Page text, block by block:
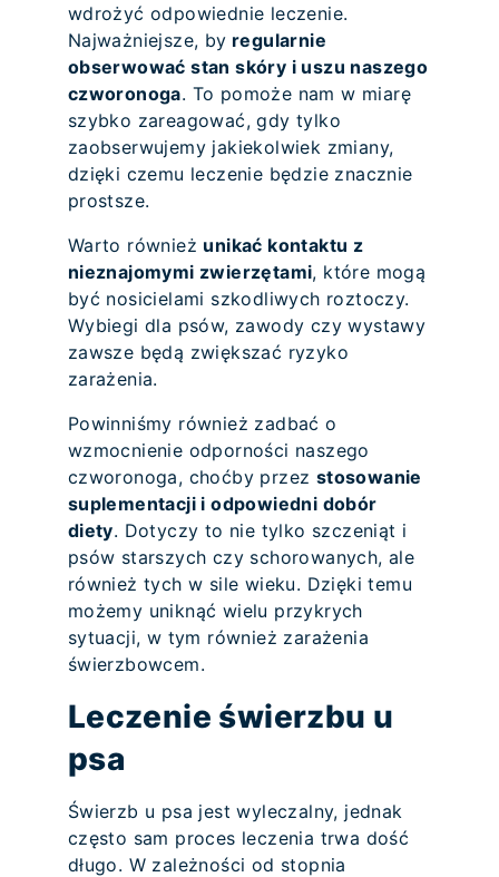
wdrożyć odpowiednie leczenie.
Najważniejsze, by regularnie
obserwować stan skóry i uszu naszego
czworonoga. To pomoże nam w miarę
szybko zareagować, gdy tylko
zaobserwujemy jakiekolwiek zmiany,
dzięki czemu leczenie będzie znacznie
prostsze.
Warto również unikać kontaktu z
nieznajomymi zwierzętami, które mogą
być nosicielami szkodliwych roztoczy.
Wybiegi dla psów, zawody czy wystawy
zawsze będą zwiększać ryzyko
zarażenia.
Powinniśmy również zadbać o
wzmocnienie odporności naszego
czworonoga, choćby przez stosowanie
suplementacji i odpowiedni dobór
diety. Dotyczy to nie tylko szczeniąt i
psów starszych czy schorowanych, ale
również tych w sile wieku. Dzięki temu
możemy uniknąć wielu przykrych
sytuacji, w tym również zarażenia
świerzbowcem.
Leczenie świerzbu u
psa
Świerzb u psa jest wyleczalny, jednak
często sam proces leczenia trwa dość
długo. W zależności od stopnia